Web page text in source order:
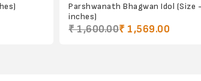
Parshwanath Bhagwan Idol (Size
inches)
₹ 1,600.00₹ 1,569.00